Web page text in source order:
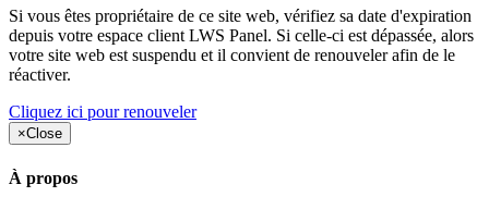
Si vous êtes propriétaire de ce site web, vérifiez sa date d'expiration
depuis votre espace client LWS Panel. Si celle-ci est dépassée, alors
votre site web est suspendu et il convient de renouveler afin de le
réactiver.
Cliquez ici pour renouveler
×Close
À propos